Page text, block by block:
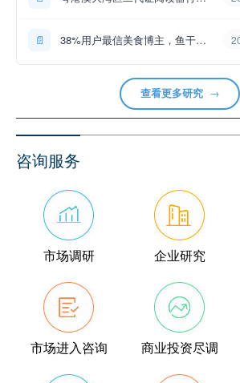
📄 38%用户最信美食博主，鱼干品牌KOL合作应垂类深耕——来源：尚普...
查看更多研究 →
咨询服务
市场调研 企业研究
市场进入咨询 商业投资尽调